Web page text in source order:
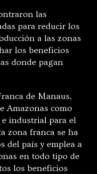
las
para reducir los
a las zonas
los beneficios
donde pagan
de Manaus,
Amazonas como
industrial para el
zona franca se ha
del país y emplea a
en todo tipo de
los beneficios